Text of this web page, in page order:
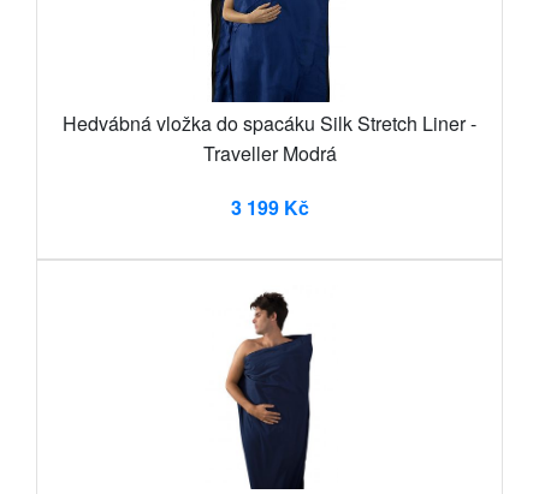
Hedvábná vložka do spacáku Silk Stretch Liner -
Traveller Modrá
3 199 Kč